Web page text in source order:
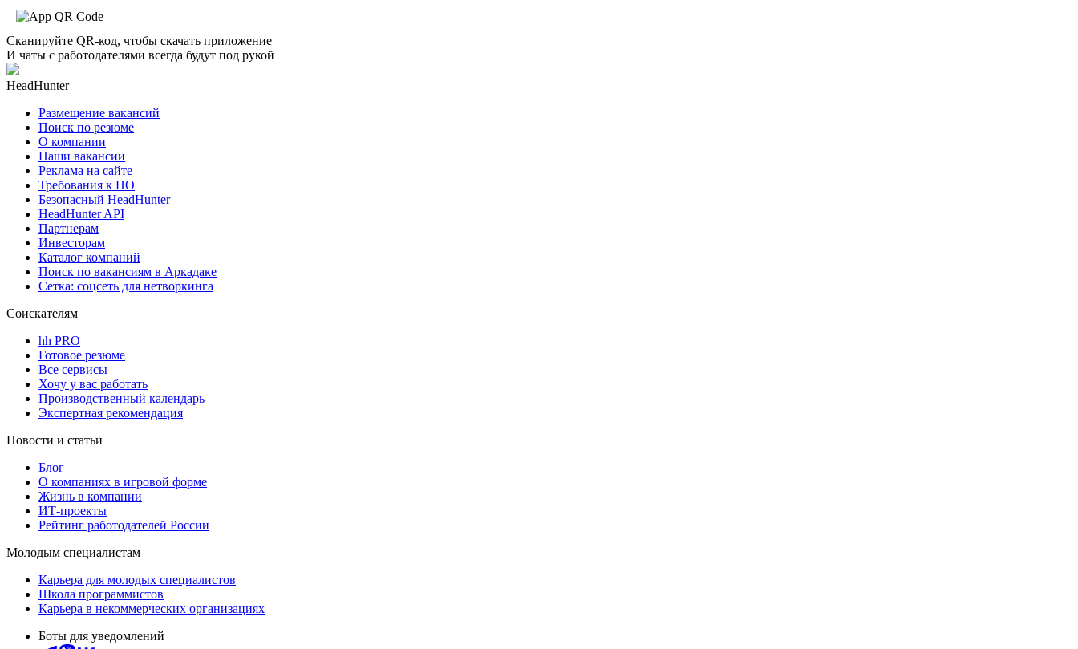
Сканируйте QR-код, чтобы скачать приложение
И чаты с работодателями всегда будут под рукой
HeadHunter
Размещение вакансий
Поиск по резюме
О компании
Наши вакансии
Реклама на сайте
Требования к ПО
Безопасный HeadHunter
HeadHunter API
Партнерам
Инвесторам
Каталог компаний
Поиск по вакансиям в Аркадаке
Сетка: соцсеть для нетворкинга
Соискателям
hh PRO
Готовое резюме
Все сервисы
Хочу у вас работать
Производственный календарь
Экспертная рекомендация
Новости и статьи
Блог
О компаниях в игровой форме
Жизнь в компании
ИТ-проекты
Рейтинг работодателей России
Молодым специалистам
Карьера для молодых специалистов
Школа программистов
Карьера в некоммерческих организациях
Боты для уведомлений